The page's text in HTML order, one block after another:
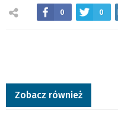
0 0
Zobacz również